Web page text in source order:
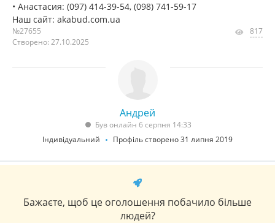
• Анастасия: (097) 414-39-54, (098) 741-59-17
Наш сайт: akabud.com.ua
№27655
Створено: 27.10.2025
817
Андрей
Був онлайн 6 серпня 14:33
Індивідуальний
Профіль створено 31 липня 2019
Бажаєте, щоб це оголошення побачило більше
людей?